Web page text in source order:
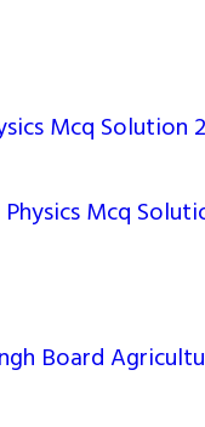
Mcq Solution
Physics Mcq